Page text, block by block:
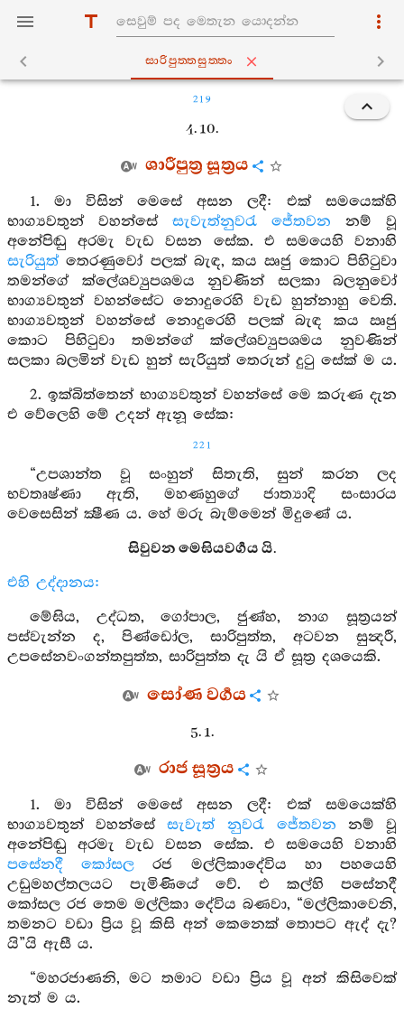
සාරිපුත‍්තසුත‍්තං
219
4. 10.
ශාරීපුත්‍ර සූත්‍රය
1. මා විසින් මෙසේ අසන ලදී: එක් සමයෙක්හි
භාග්‍යවතුන් වහන්සේ සැවැත්නුවරැ ජේතවන නම් වූ
අනේපිඬු අරමැ වැඩ වසන සේක. එ සමයෙහි වනාහි
සැරියුත්තෙරණුවෝ පලක් බැඳ, කය ඍජු කොට පිහිටුවා
තමන්ගේ ක්ලේශව්‍යුපශමය නුවණින් සලකා බලනුවෝ
භාග්‍යවතුන් වහන්සේට නොදුරෙහි වැඩ හුන්නාහු වෙති.
භාග්‍යවතුන් වහන්සේ නොදුරෙහි පලක් බැඳ කය ඍජු
කොට පිහිටුවා තමන්ගේ ක්ලේශව්‍යුපශමය නුවණින්
සලකා බලමින් වැඩ හුන් සැරියුත් තෙරුන් දුටු සේක් ම ය.
2. ඉක්බිත්තෙන් භාග්‍යවතුන් වහන්සේ මෙ කරුණ දැන
එ වේලෙහි මේ උදන් ඇනූ සේක:
221
“උපශාන්ත වූ සංහුන් සිතැති, සුන් කරන ලද
භවතෘෂ්ණා ඇති, මහණහුගේ ජාත්‍යාදි සංසාරය
වෙසෙසින් ක්‍ෂීණ ය. හේ මරු බැම්මෙන් මිදුණේ ය.
සිවුවන මෙඝියවර්‍ගය යි.
එහි උද්දානය:
මේඝිය, උද්ධත, ගෝපාල, ජුණ්හ, නාග සූත්‍රයන්
පස්වැන්න ද, පිණ්ඩෝල, සාරිපුත්ත, අටවන සුන්‍දරී,
උපසේනවංගන්තපුත්ත, සාරිපුත්ත දැ යි ඒ සූත්‍ර දශයෙකි.
සෝණ වර්‍ගය
5. 1.
රාජ සූත්‍රය
1. මා විසින් මෙසේ අසන ලදී: එක් සමයෙක්හි
භාග්‍යවතුන් වහන්සේසැවැත් නුවරැ ජේතවන නම් වූ
අනේපිඬු අරමැ වැඩ වසන සේක. එ සමයෙහි වනාහි
පසේනදී කෝසල රජ මල්ලිකාදේවිය හා පහයෙහි
උඩුමහල්තලයට පැමිණියේ වේ. එ කල්හි පසේනදී
කෝසල රජ තෙම මල්ලිකා දේවිය බණවා, “මල්ලිකාවෙනි,
තමනට වඩා ප්‍රිය වූ කිසි අන් කෙනෙක් තොපට ඇද් දැ?
යි”යි ඇසී ය.
“මහරජාණනි, මට තමාට වඩා ප්‍රිය වූ අන් කිසිවෙක්
නැත් ම ය.